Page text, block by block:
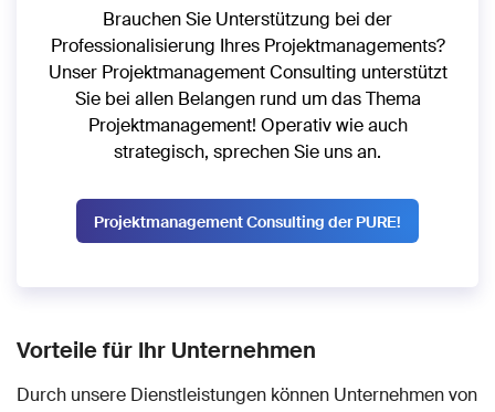
Brauchen Sie Unterstützung bei der
Professionalisierung Ihres Projektmanagements?
Unser Projektmanagement Consulting unterstützt
Sie bei allen Belangen rund um das Thema
Projektmanagement! Operativ wie auch
strategisch, sprechen Sie uns an.
Projektmanagement Consulting der PURE!
Vorteile für Ihr Unternehmen
Durch unsere Dienstleistungen können Unternehmen von